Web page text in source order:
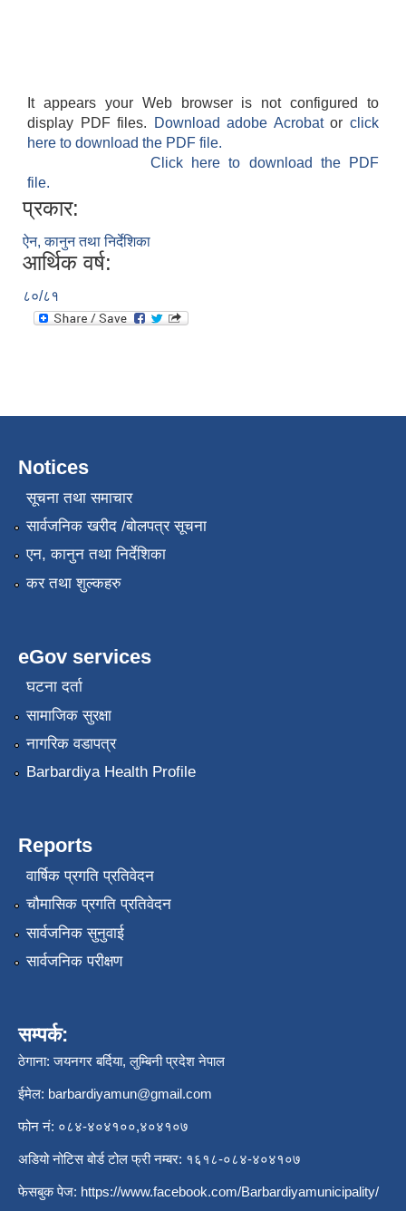
It appears your Web browser is not configured to
display PDF files.
Download adobe Acrobatorclick
here to download the PDF file.
Click here to download the PDF
file.
प्रकार:
ऐन, कानुन तथा निर्देशिका
आर्थिक वर्ष:
८०/८१
Notices
सूचना तथा समाचार
सार्वजनिक खरीद /बोलपत्र सूचना
एन, कानुन तथा निर्देशिका
कर तथा शुल्कहरु
eGov services
घटना दर्ता
सामाजिक सुरक्षा
नागरिक वडापत्र
Barbardiya Health Profile
Reports
वार्षिक प्रगति प्रतिवेदन
चौमासिक प्रगति प्रतिवेदन
सार्वजनिक सुनुवाई
सार्वजनिक परीक्षण
सम्पर्क:
ठेगाना: जयनगर बर्दिया, लुम्बिनी प्रदेश नेपाल
ईमेल: barbardiyamun@gmail.com
फोन नं: ०८४-४०४१००,४०४१०७
अडियो नोटिस बोर्ड टोल फ्री नम्बर: १६१८-०८४-४०४१०७
फेसबुक पेज: https://www.facebook.com/Barbardiyamunicipality/